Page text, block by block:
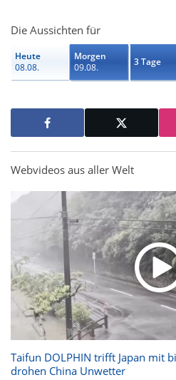
Die Aussichten für
Heute
08.08.
Morgen
09.08.
3 Tage
Webvideos aus aller Welt
Taifun DOLPHIN trifft Japan mit
drohen China Unwetter